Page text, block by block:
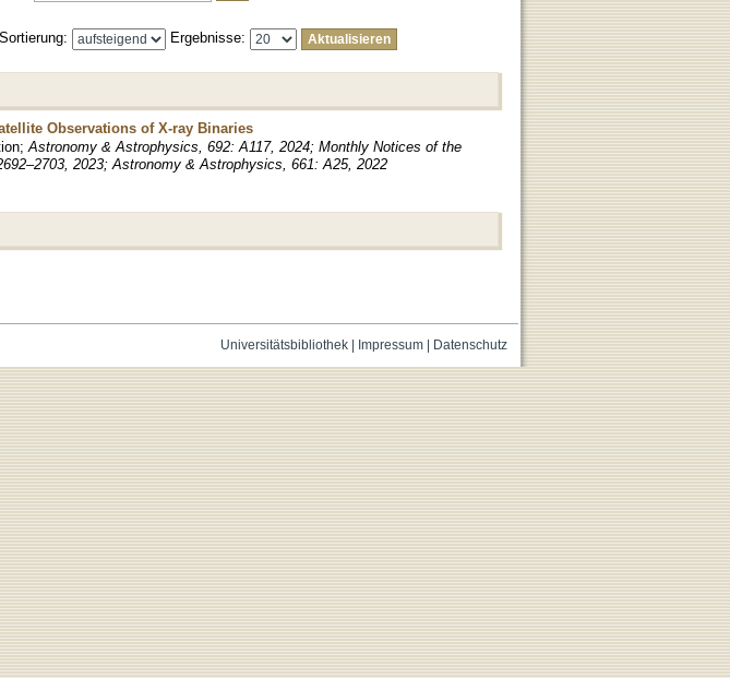
Sortierung: Ergebnisse:
Observations of X-ray Binaries
; Astronomy & Astrophysics, 692: A117, 2024; Monthly Notices of the
2023; Astronomy & Astrophysics, 661: A25, 2022
Universitätsbibliothek| Impressum| Datenschutz